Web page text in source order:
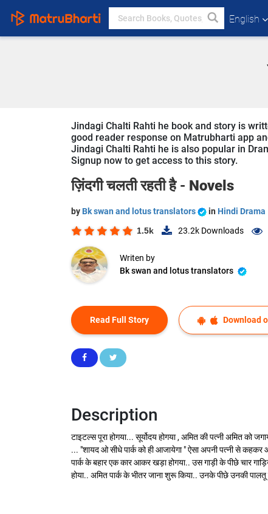
English
Jindagi Chalti Rahti he book and story is
good reader response on Matrubharti app
Jindagi Chalti Rahti he is also popular in
Signup now to get access to this story.
ज़िंदगी चलती रहती है - Novels
by Bk swan and lotus translators in Hindi Drama
1.5k 23.2k Downloads
Writen by
Bk swan and lotus translators
Read Full Story Download
Description
टाइटल्स पूरा होगया... सूर्योदय होगया , अमित की पत्नी अमित
... "शायद ओ सीधे पार्क को ही आजायेगा " ऐसा अपनी पत्नी से
पार्क के बहार एक कार आकर खड़ा होगया.. उस गाड़ी के पीछे चार
होया.. अमित पार्क के भीतर जाना शुरू किया.. उनके पीछे उनकी